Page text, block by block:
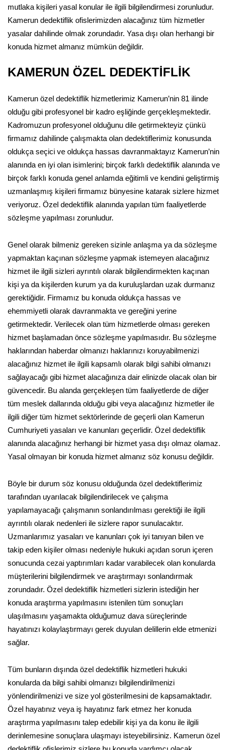
mutlaka kişileri yasal konular ile ilgili bilgilendirmesi zorunludur.
Kamerun dedektiflik ofislerimizden alacağınız tüm hizmetler
yasalar dahilinde olmak zorundadır. Yasa dışı olan herhangi bir
konuda hizmet almanız mümkün değildir.
KAMERUN ÖZEL DEDEKTİFLİK
Kamerun özel dedektiflik hizmetlerimiz Kamerun’nin 81 ilinde
olduğu gibi profesyonel bir kadro eşliğinde gerçekleşmektedir.
Kadromuzun profesyonel olduğunu dile getirmekteyiz çünkü
firmamız dahilinde çalışmakta olan dedektiflerimiz konusunda
oldukça seçici ve oldukça hassas davranmaktayız Kamerun’nin
alanında en iyi olan isimlerini; birçok farklı dedektiflik alanında ve
birçok farklı konuda genel anlamda eğitimli ve kendini geliştirmiş
uzmanlaşmış kişileri firmamız bünyesine katarak sizlere hizmet
veriyoruz. Özel dedektiflik alanında yapılan tüm faaliyetlerde
sözleşme yapılması zorunludur.
Genel olarak bilmeniz gereken sizinle anlaşma ya da sözleşme
yapmaktan kaçınan sözleşme yapmak istemeyen alacağınız
hizmet ile ilgili sizleri ayrıntılı olarak bilgilendirmekten kaçınan
kişi ya da kişilerden kurum ya da kuruluşlardan uzak durmanız
gerektiğidir. Firmamız bu konuda oldukça hassas ve
ehemmiyetli olarak davranmakta ve gereğini yerine
getirmektedir. Verilecek olan tüm hizmetlerde olması gereken
hizmet başlamadan önce sözleşme yapılmasıdır. Bu sözleşme
haklarından haberdar olmanızı haklarınızı koruyabilmenizi
alacağınız hizmet ile ilgili kapsamlı olarak bilgi sahibi olmanızı
sağlayacağı gibi hizmet alacağınıza dair elinizde olacak olan bir
güvencedir. Bu alanda gerçekleşen tüm faaliyetlerde de diğer
tüm meslek dallarında olduğu gibi veya alacağınız hizmetler ile
ilgili diğer tüm hizmet sektörlerinde de geçerli olan Kamerun
Cumhuriyeti yasaları ve kanunları geçerlidir. Özel dedektiflik
alanında alacağınız herhangi bir hizmet yasa dışı olmaz olamaz.
Yasal olmayan bir konuda hizmet almanız söz konusu değildir.
Böyle bir durum söz konusu olduğunda özel dedektiflerimiz
tarafından uyarılacak bilgilendirilecek ve çalışma
yapılamayacağı çalışmanın sonlandırılması gerektiği ile ilgili
ayrıntılı olarak nedenleri ile sizlere rapor sunulacaktır.
Uzmanlarımız yasaları ve kanunları çok iyi tanıyan bilen ve
takip eden kişiler olması nedeniyle hukuki açıdan sorun içeren
sonucunda cezai yaptırımları kadar varabilecek olan konularda
müşterilerini bilgilendirmek ve araştırmayı sonlandırmak
zorundadır. Özel dedektiflik hizmetleri sizlerin istediğin her
konuda araştırma yapılmasını istenilen tüm sonuçları
ulaşılmasını yaşamakta olduğumuz dava süreçlerinde
hayatınızı kolaylaştırmayı gerek duyulan delillerin elde etmenizi
sağlar.
Tüm bunların dışında özel dedektiflik hizmetleri hukuki
konularda da bilgi sahibi olmanızı bilgilendirilmenizi
yönlendirilmenizi ve size yol gösterilmesini de kapsamaktadır.
Özel hayatınız veya iş hayatınız fark etmez her konuda
araştırma yapılmasını talep edebilir kişi ya da konu ile ilgili
derinlemesine sonuçlara ulaşmayı isteyebilirsiniz. Kamerun özel